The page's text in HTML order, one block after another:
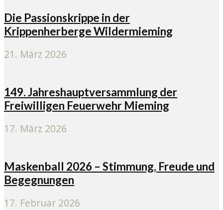
Die Passionskrippe in der
Krippenherberge Wildermieming
21. März 2026
149. Jahreshauptversammlung der
Freiwilligen Feuerwehr Mieming
17. März 2026
Maskenball 2026 – Stimmung, Freude und
Begegnungen
17. Februar 2026